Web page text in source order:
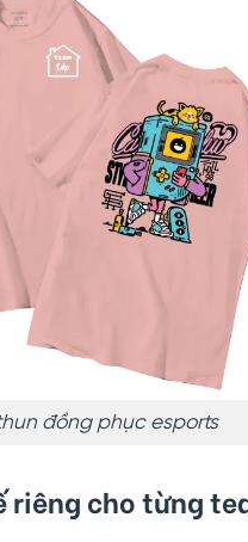
đồng phục esports
riêng cho từng